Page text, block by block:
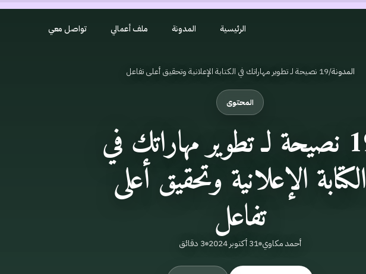
الرئيسية المدونة ملف أعمالي تواصل معي
المدونة/19 نصيحة لـ تطوير مهاراتك في الكتابة الإعلانية وتحقيق أعلى تفاعل
المحتوى
19 نصيحة لـ تطوير مهاراتك في
الكتابة الإعلانية وتحقيق أعلى
تفاعلأحمد مكاوي 31 أكتوبر 2024 3 دقائق